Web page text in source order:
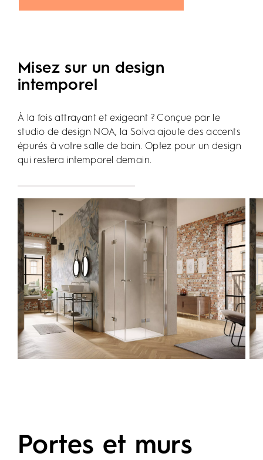
Misez sur un design
intemporel
À la fois attrayant et exigeant ? Conçue par le
studio de design NOA, la Solva ajoute des accents
épurés à votre salle de bain. Optez pour un design
qui restera intemporel demain.
Portes et murs